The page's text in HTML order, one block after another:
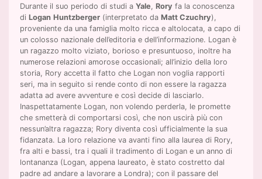
Durante il suo periodo di studi aYale, Rory fa la conoscenza
di Logan Huntzberger (interpretato da Matt Czuchry),
proveniente da una famiglia molto ricca e altolocata, a capo di
un colosso nazionale dell’editoria e dell’informazione. Logan è
un ragazzo molto viziato, borioso e presuntuoso, inoltre ha
numerose relazioni amorose occasionali; all’inizio della loro
storia, Rory accetta il fatto che Logan non voglia rapporti
seri, ma in seguito si rende conto di non essere la ragazza
adatta ad avere avventure e così decide di lasciarlo.
Inaspettatamente Logan, non volendo perderla, le promette
che smetterà di comportarsi così, che non uscirà più con
nessun’altra ragazza; Rory diventa così ufficialmente la sua
fidanzata. La loro relazione va avanti fino alla laurea di Rory,
fra alti e bassi, tra i quali il tradimento di Logan e un anno di
lontananza (Logan, appena laureato, è stato costretto dal
padre ad andare a lavorare a Londra); con il passare del